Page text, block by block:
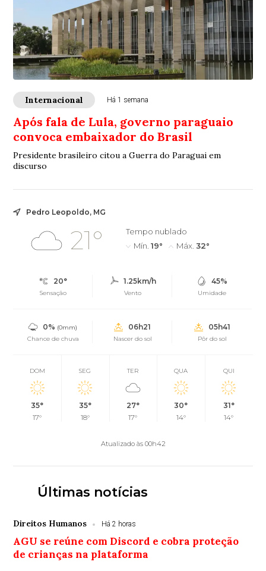
Internacional Há 1 semana
Após fala de Lula, governo paraguaio
convoca embaixador do Brasil
Presidente brasileiro citou a Guerra do Paraguai em
discurso
Pedro Leopoldo, MG
21°
Tempo nublado
Mín. 19° Máx. 32°
20°
Sensação
1.25km/h
Vento
45%
Umidade
0% (0mm)
Chance de chuva
06h21
Nascer do sol
05h41
Pôr do sol
DOM
35°
17°
SEG
35°
18°
TER
27°
17°
QUA
30°
14°
QUI
31°
14°
Atualizado às 00h42
Últimas notícias
Direitos Humanos Há 2 horas
AGU se reúne com Discord e cobra proteção
de crianças na plataforma